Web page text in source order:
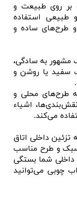
روی طبیعت و
طبیعی استفاده
طرح‌های ساده و
به سادگی،
سفید یا روشن و
طرح‌های محلی و
اشیاء
می‌کند.
داخلی اتاق
سبک و طرح مناسب
شما بستگی
چوبی می‌توانید